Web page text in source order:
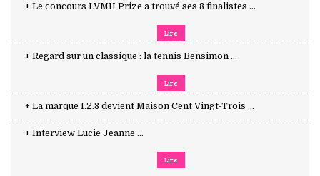
+ Le concours LVMH Prize a trouvé ses 8 finalistes ...
Lire
+ Regard sur un classique : la tennis Bensimon ...
Lire
+ La marque 1.2.3 devient Maison Cent Vingt-Trois ...
+ Interview Lucie Jeanne ...
Lire